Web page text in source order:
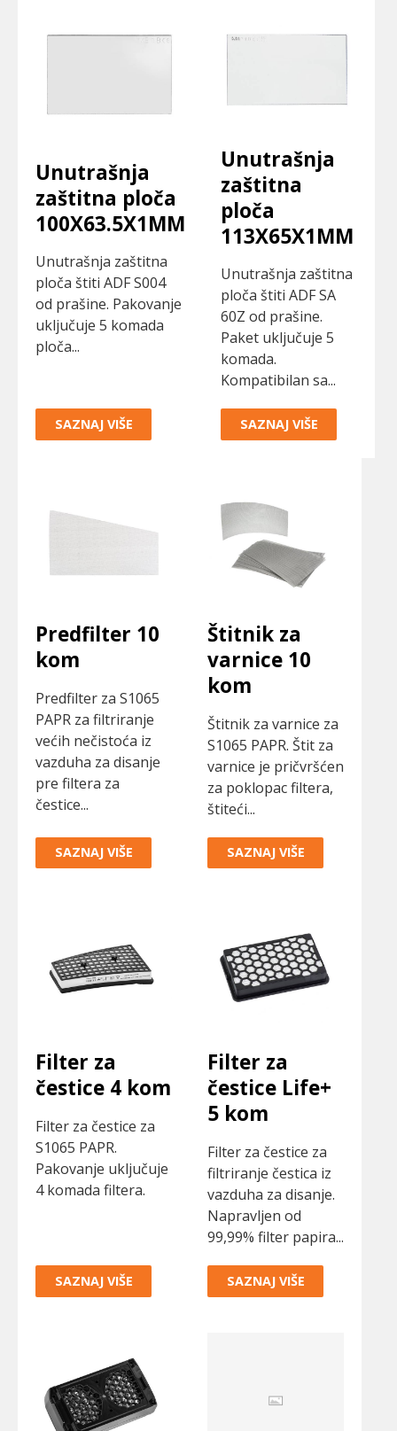
Unutrašnja
zaštitna ploča
100X63.5X1MM
Unutrašnja zaštitna
ploča štiti ADF S004
od prašine. Pakovanje
uključuje 5 komada
ploča...
SAZNAJ VIŠE
Unutrašnja
zaštitna
ploča
113X65X1MM
Unutrašnja zaštitna
ploča štiti ADF SA
60Z od prašine.
Paket uključuje 5
komada.
Kompatibilan sa...
SAZNAJ VIŠE
Predfilter 10
kom
Predfilter za S1065
PAPR za filtriranje
većih nečistoća iz
vazduha za disanje
pre filtera za
čestice...
SAZNAJ VIŠE
Štitnik za
varnice 10
kom
Štitnik za varnice za
S1065 PAPR. Štit za
varnice je pričvršćen
za poklopac filtera,
štiteći...
SAZNAJ VIŠE
Filter za
čestice 4 kom
Filter za čestice za
S1065 PAPR.
Pakovanje uključuje
4 komada filtera.
SAZNAJ VIŠE
Filter za
čestice Life+
5 kom
Filter za čestice za
filtriranje čestica iz
vazduha za disanje.
Napravljen od
99,99% filter papira...
SAZNAJ VIŠE